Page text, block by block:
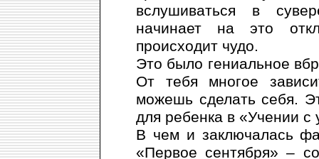
вслушиваться в
начинает на это
происходит чудо.
Это было гениальное
От тебя многое
можешь сделать себя.
для ребенка в «Учении с
В чем и заключалась
«Первое сентября» –